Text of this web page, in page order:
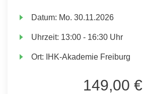
Datum: Mo. 30.11.2026
Uhrzeit: 13:00 - 16:30 Uhr
Ort: IHK-Akademie Freiburg
149,00 €